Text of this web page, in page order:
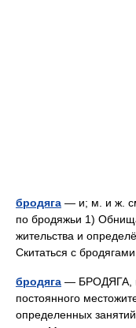
бродяга — и; м. и ж.
по бродяжьи 1)
жительства и
Скитаться с
бродяга — БРОДЯГА,
постоянного
определенных